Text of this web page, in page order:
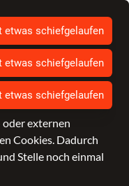
Ihnen in Zukunft
unsere Angebote.
oder externen
Cookies. Dadurch
Stelle noch einmal
Warenkorb
SALE Marken